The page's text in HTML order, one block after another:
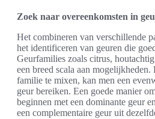
Zoek naar overeenkomsten in
Het combineren van verschillende
het identificeren van geuren die
Geurfamilies zoals citrus,
een breed scala aan
familie te mixen, kan men een
geur bereiken. Een goede manier
beginnen met een dominante geur
een complementaire geur uit